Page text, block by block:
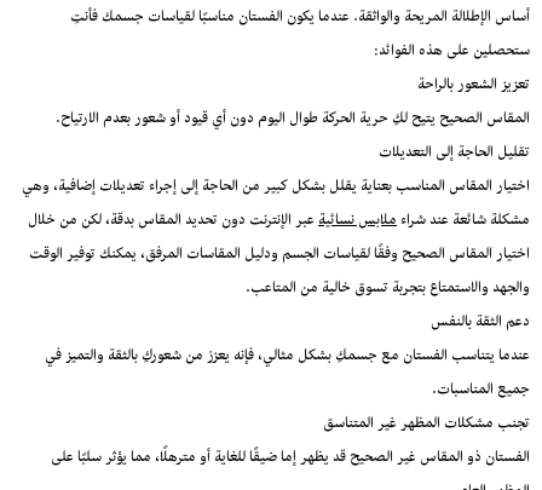
أساس الإطلالة المريحة والواثقة. عندما يكون الفستان مناسبًا لقياسات جسمك فأنتِ
ستحصلين على هذه الفوائد:
تعزيز الشعور بالراحة
المقاس الصحيح يتيح لكِ حرية الحركة طوال اليوم دون أي قيود أو شعور بعدم الارتياح.
تقليل الحاجة إلى التعديلات
اختيار المقاس المناسب بعناية يقلل بشكل كبير من الحاجة إلى إجراء تعديلات إضافية، وهي
مشكلة شائعة عند شراءملابس نسائيةعبر الإنترنت دون تحديد المقاس بدقة، لكن من خلال
اختيار المقاس الصحيح وفقًا لقياسات الجسم ودليل المقاسات المرفق، يمكنك توفير الوقت
والجهد والاستمتاع بتجربة تسوق خالية من المتاعب.
دعم الثقة بالنفس
عندما يتناسب الفستان مع جسمكِ بشكل مثالي، فإنه يعزز من شعوركِ بالثقة والتميز في
جميع المناسبات.
تجنب مشكلات المظهر غير المتناسق
الفستان ذو المقاس غير الصحيح قد يظهر إما ضيقًا للغاية أو مترهلًا، مما يؤثر سلبًا على